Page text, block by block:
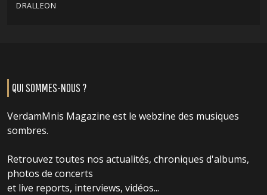
DRALLEON
QUI SOMMES-NOUS ?
VerdamMnis Magazine est le webzine des musiques
sombres.
Retrouvez toutes nos actualités, chroniques d'albums,
photos de concerts
et live reports, interviews, vidéos...